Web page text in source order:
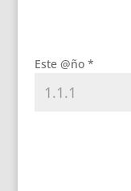
Este @ño *